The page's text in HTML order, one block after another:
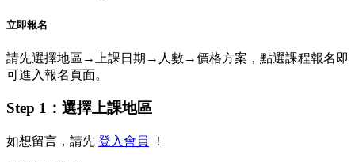
立即報名
請先選擇地區→上課日期→人數→價格方案，點選課程報名即
可進入報名頁面。
Step 1：選擇上課地區
如想留言，請先 登入會員 ！